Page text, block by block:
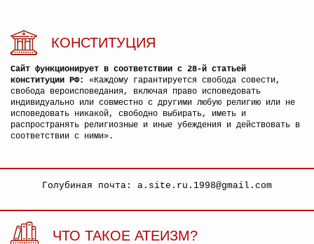
КОНСТИТУЦИЯ
Сайт функционирует в соответствии с 28-й статьей
конституции РФ:
«Каждому гарантируется свобода совести,
свобода вероисповедания, включая право исповедовать
индивидуально или совместно с другими любую религию или не
исповедовать никакой, свободно выбирать, иметь и
распространять религиозные и иные убеждения и действовать в
соответствии с ними».
Голубиная почта: a.site.ru.1998@gmail.com
ЧТО ТАКОЕ АТЕИЗМ?